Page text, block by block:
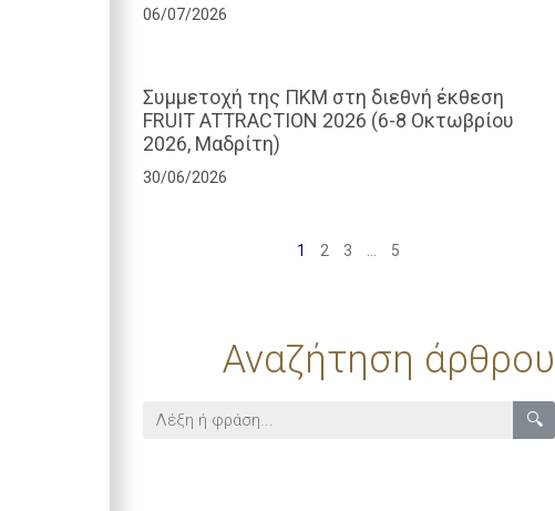
06/07/2026
Συμμετοχή της ΠΚΜ στη διεθνή έκθεση
FRUIT ATTRACTION 2026 (6-8 Οκτωβρίου
2026, Μαδρίτη)
30/06/2026
1 2 3 5
Αναζήτηση άρθρου
🔍